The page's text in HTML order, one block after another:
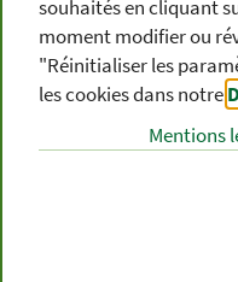
CATÉGORIES
DE
souhaités en cliquant
moment modifier ou
"Réinitialiser les
les cookies dans notre
Mentions